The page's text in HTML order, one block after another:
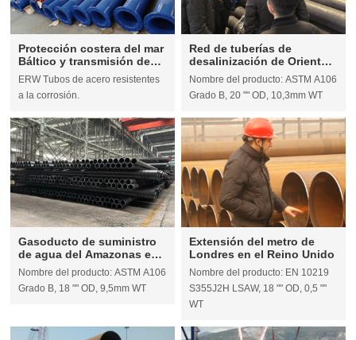
Protección costera del mar
Báltico y transmisión de
agua
ERW Tubos de acero resistentes
a la corrosión.
Red de tuberías de
desalinización de Oriente
Medio en Arabia Saudita
Nombre del producto: ASTM A106
Grado B, 20 "" OD, 10,3mm WT
Gasoducto de suministro
de agua del Amazonas en
Brasil
Nombre del producto: ASTM A106
Grado B, 18 "" OD, 9,5mm WT
Extensión del metro de
Londres en el Reino Unido
Nombre del producto: EN 10219
S355J2H LSAW, 18 "" OD, 0,5 ""
WT